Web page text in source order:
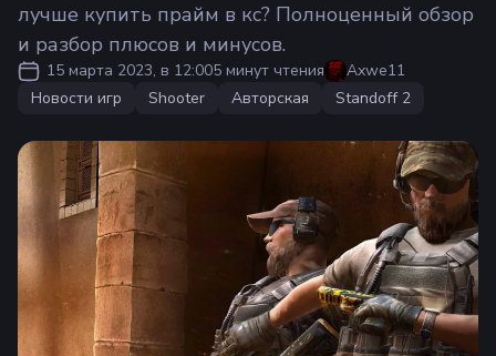
лучше купить прайм в кс? Полноценный обзор
и разбор плюсов и минусов.
15 марта 2023, в 12:005 минут чтения
Axwe11
Новости игр
Shooter Авторская Standoff 2